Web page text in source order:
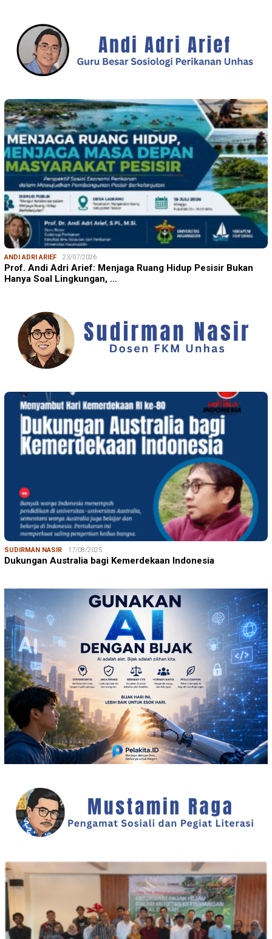
ANDI ADRI ARIEF 23/07/2026
Prof. Andi Adri Arief: Menjaga Ruang Hidup Pesisir Bukan
Hanya Soal Lingkungan, …
SUDIRMAN NASIR 17/08/2025
Dukungan Australia bagi Kemerdekaan Indonesia